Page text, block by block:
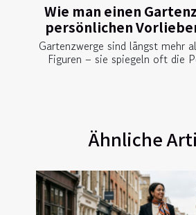
Wie man einen
persönlichen
Gartenzwerge sind längst mehr
Figuren – sie spiegeln oft die
Ähnliche